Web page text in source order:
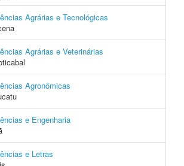
Agrárias e Tecnológicas
Agrárias e Veterinárias
Agronômicas
e Engenharia
e Letras